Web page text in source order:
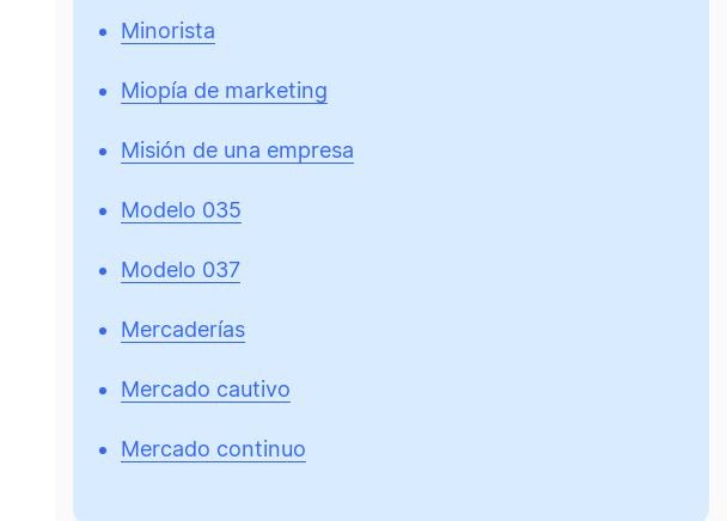
Minorista
Miopía de marketing
Misión de una empresa
Modelo 035
Modelo 037
Mercaderías
Mercado cautivo
Mercado continuo